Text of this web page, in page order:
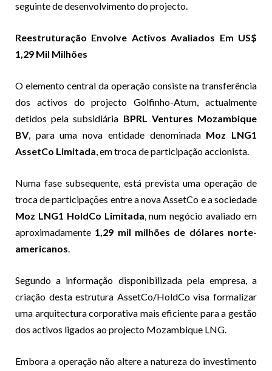
seguinte de desenvolvimento do projecto.
Reestruturação Envolve Activos Avaliados Em US$
1,29 Mil Milhões
O elemento central da operação consiste na transferência
dos activos do projecto Golfinho-Atum, actualmente
detidos pela subsidiária BPRL Ventures Mozambique
BV, para uma nova entidade denominada Moz LNG1
AssetCo Limitada, em troca de participação accionista.
Numa fase subsequente, está prevista uma operação de
troca de participações entre a nova AssetCo e a sociedade
Moz LNG1 HoldCo Limitada, num negócio avaliado em
aproximadamente 1,29 mil milhões de dólares norte-
americanos.
Segundo a informação disponibilizada pela empresa, a
criação desta estrutura AssetCo/HoldCo visa formalizar
uma arquitectura corporativa mais eficiente para a gestão
dos activos ligados ao projecto Mozambique LNG.
Embora a operação não altere a natureza do investimento